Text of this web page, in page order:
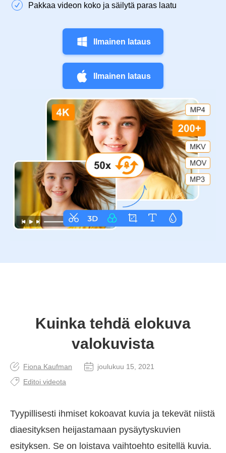
Pakkaa videon koko ja säilytä paras laatu
Ilmainen lataus
Ilmainen lataus
Kuinka tehdä elokuva
valokuvista
Fiona Kaufman
joulukuu 15, 2021
Editoi videota
Tyypillisesti ihmiset kokoavat kuvia ja tekevät niistä
diaesityksen heijastamaan pysäytyskuvien
esityksen. Se on loistava vaihtoehto esitellä kuvia.